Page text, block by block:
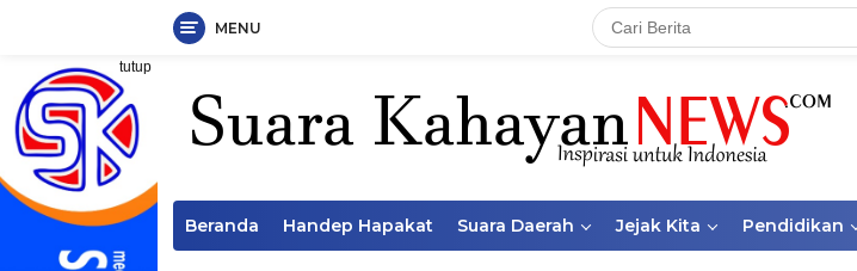
Langsung
konten
MENU
tutup
Beranda Handep Hapakat Suara Daerah Jejak Kita Pendidikan